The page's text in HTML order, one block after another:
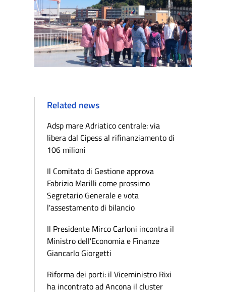
Related news
Adsp mare Adriatico centrale: via
libera dal Cipess al rifinanziamento di
106 milioni
Il Comitato di Gestione approva
Fabrizio Marilli come prossimo
Segretario Generale e vota
l'assestamento di bilancio
Il Presidente Mirco Carloni incontra il
Ministro dell'Economia e Finanze
Giancarlo Giorgetti
Riforma dei porti: il Viceministro Rixi
ha incontrato ad Ancona il cluster